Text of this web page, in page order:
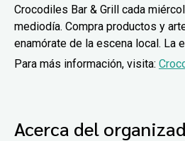
Crocodiles Bar & Grill cada
mediodía. Compra productos y
enamórate de la escena local. La
Para más información, visita:
Acerca del